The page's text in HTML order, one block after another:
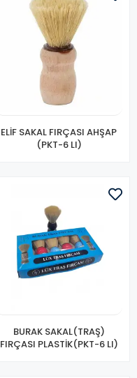
ELİF SAKAL FIRÇASI AHŞAP
(PKT-6 LI)
BURAK SAKAL(TRAŞ)
FIRÇASI PLASTİK(PKT-6 LI)